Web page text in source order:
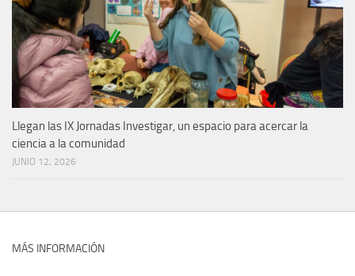
Llegan las IX Jornadas Investigar, un espacio para acercar la
ciencia a la comunidad
JUNIO 12, 2026
MÁS INFORMACIÓN